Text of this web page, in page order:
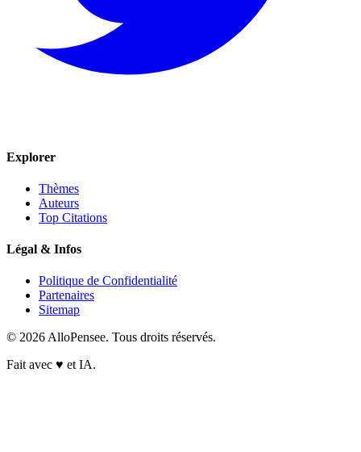
Explorer
Thèmes
Auteurs
Top Citations
Légal & Infos
Politique de Confidentialité
Partenaires
Sitemap
© 2026 AlloPensee. Tous droits réservés.
Fait avec ♥ et IA.